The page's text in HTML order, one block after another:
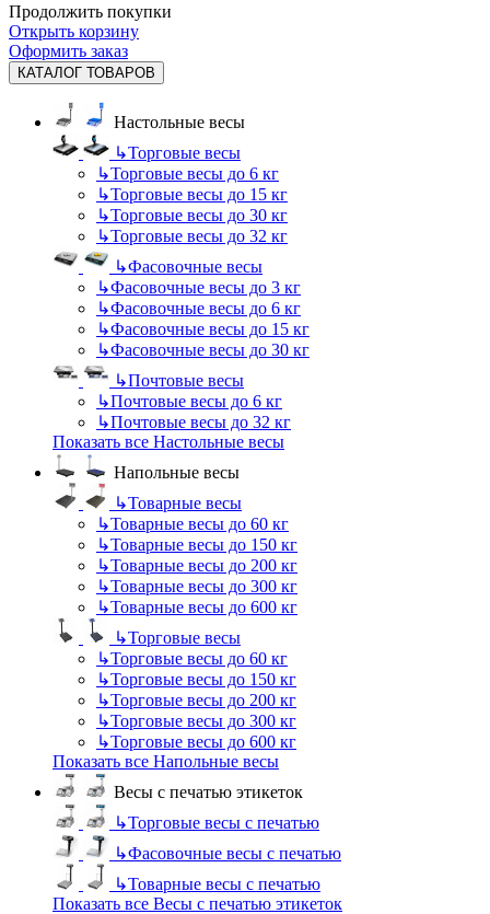
Продолжить покупки
Открыть корзину
Оформить заказ
КАТАЛОГ ТОВАРОВ
Настольные весы
↳Торговые весы
↳Торговые весы до 6 кг
↳Торговые весы до 15 кг
↳Торговые весы до 30 кг
↳Торговые весы до 32 кг
↳Фасовочные весы
↳Фасовочные весы до 3 кг
↳Фасовочные весы до 6 кг
↳Фасовочные весы до 15 кг
↳Фасовочные весы до 30 кг
↳Почтовые весы
↳Почтовые весы до 6 кг
↳Почтовые весы до 32 кг
Показать все Настольные весы
Напольные весы
↳Товарные весы
↳Товарные весы до 60 кг
↳Товарные весы до 150 кг
↳Товарные весы до 200 кг
↳Товарные весы до 300 кг
↳Товарные весы до 600 кг
↳Торговые весы
↳Торговые весы до 60 кг
↳Торговые весы до 150 кг
↳Торговые весы до 200 кг
↳Торговые весы до 300 кг
↳Торговые весы до 600 кг
Показать все Напольные весы
Весы с печатью этикеток
↳Торговые весы с печатью
↳Фасовочные весы с печатью
↳Товарные весы с печатью
Показать все Весы с печатью этикеток